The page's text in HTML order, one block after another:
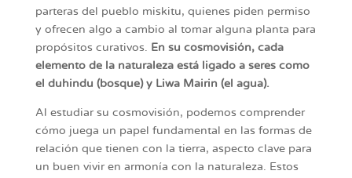
parteras del pueblo miskitu, quienes piden permiso
y ofrecen algo a cambio al tomar alguna planta para
propósitos curativos. En su cosmovisión, cada
elemento de la naturaleza está ligado a seres como
el duhindu (bosque) y Liwa Mairin (el agua).
Al estudiar su cosmovisión, podemos comprender
cómo juega un papel fundamental en las formas de
relación que tienen con la tierra, aspecto clave para
un buen vivir en armonía con la naturaleza. Estos